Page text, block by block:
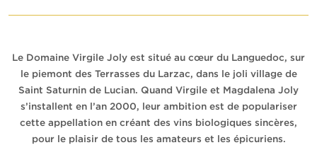
Le Domaine Virgile Joly est situé au cœur du Languedoc, sur
le piemont des Terrasses du Larzac, dans le joli village de
Saint Saturnin de Lucian. Quand Virgile et Magdalena Joly
s’installent en l’an 2000, leur ambition est de populariser
cette appellation en créant des vins biologiques sincères,
pour le plaisir de tous les amateurs et les épicuriens.